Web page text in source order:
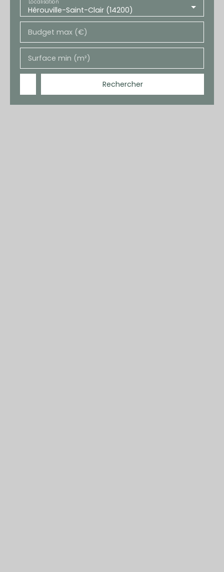
Hérouville-Saint-Clair (14200)
Localisation
Budget max (€)
Surface min (m²)
Rechercher